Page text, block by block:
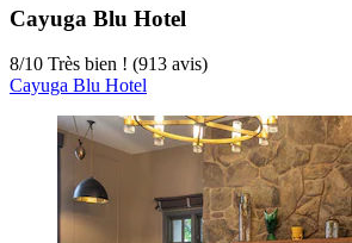
Cayuga Blu Hotel
8/10 Très bien ! (913 avis)
Cayuga Blu Hotel